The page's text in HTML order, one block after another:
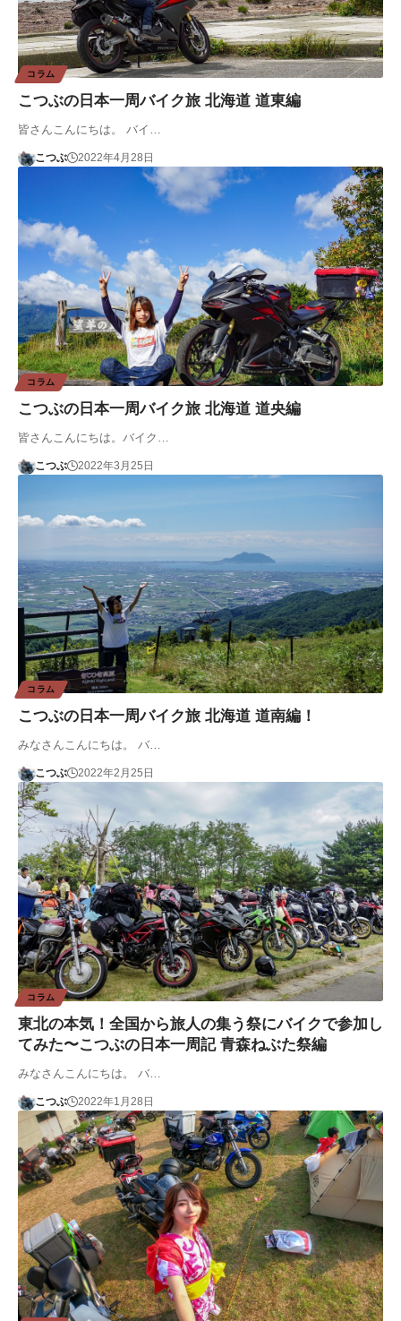
コラム
こつぶの日本一周バイク旅 北海道 道東編
皆さんこんにちは。 バイ…
こつぶ 2022年4月28日
コラム
こつぶの日本一周バイク旅 北海道 道央編
皆さんこんにちは。バイク…
こつぶ 2022年3月25日
コラム
こつぶの日本一周バイク旅 北海道 道南編！
みなさんこんにちは。 バ…
こつぶ 2022年2月25日
コラム
東北の本気！全国から旅人の集う祭にバイクで参加し
てみた〜こつぶの日本一周記 青森ねぶた祭編
みなさんこんにちは。 バ…
こつぶ 2022年1月28日